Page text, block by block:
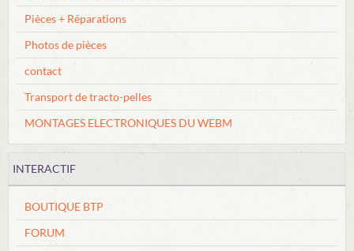
DIVERS DOC. & BROCHURES
BONNES ADRESSES
FORUM
Boutique
Pièces + Réparations
Photos de pièces
contact
Transport de tracto-pelles
MONTAGES ELECTRONIQUES DU WEBM
INTERACTIF
BOUTIQUE BTP
FORUM